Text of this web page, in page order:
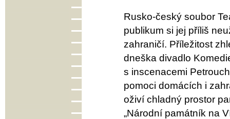
Rusko-český soubor
publikum si jej příliš
zahraničí. Příležitost
dneška divadlo
s inscenacemi
pomoci domácích i
oživí chladný prostor
„Národní památník na